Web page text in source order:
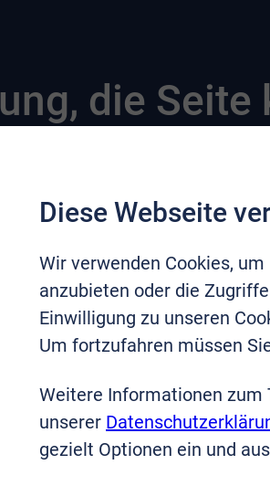
die
Diese Webseite
Wir verwenden Cookies,
anzubieten oder die
Einwilligung zu unseren
Um fortzufahren müssen
Weitere Informationen zum
unserer
gezielt Optionen ein und